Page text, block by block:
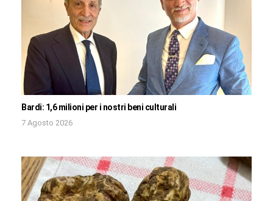
Bardi: 1,6 milioni per i nostri beni culturali
7 Agosto 2026